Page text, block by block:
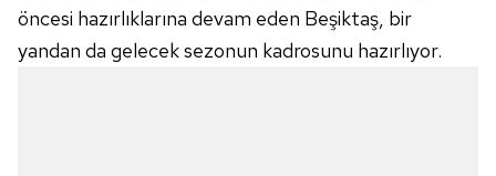
öncesi hazırlıklarına devam eden Beşiktaş, bir
yandan da gelecek sezonun kadrosunu hazırlıyor.